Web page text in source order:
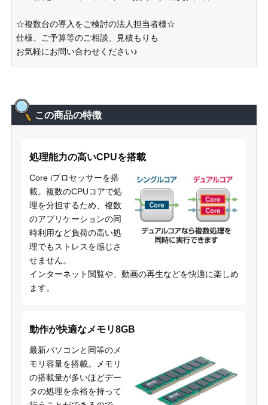
☆複数台の導入をご検討の法人担当者様☆
仕様、ご予算等のご相談、見積もりも
お気軽にお問い合わせください♪
この商品の特徴
処理能力の高いCPUを搭載
Core iプロセッサーを搭
載。複数のCPUコアで処
理を分担するため、複数
のアプリケーションの同
時利用など負荷の高い処
理でもストレスを感じさ
せません。
インターネット閲覧や、動画の再生などを快適に楽しめ
ます。
動作が快適なメモリ8GB
最新パソコンと同等のメ
モリ容量を搭載。メモリ
の搭載量が多いほどデー
タの処理を余裕を持って